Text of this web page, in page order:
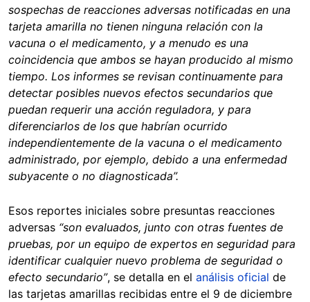
sospechas de reacciones adversas notificadas en una
tarjeta amarilla no tienen ninguna relación con la
vacuna o el medicamento, y a menudo es una
coincidencia que ambos se hayan producido al mismo
tiempo. Los informes se revisan continuamente para
detectar posibles nuevos efectos secundarios que
puedan requerir una acción reguladora, y para
diferenciarlos de los que habrían ocurrido
independientemente de la vacuna o el medicamento
administrado, por ejemplo, debido a una enfermedad
subyacente o no diagnosticada”.
Esos reportes iniciales sobre presuntas reacciones
adversas “son evaluados, junto con otras fuentes de
pruebas, por un equipo de expertos en seguridad para
identificar cualquier nuevo problema de seguridad o
efecto secundario”, se detalla en el análisis oficial de
las tarjetas amarillas recibidas entre el 9 de diciembre